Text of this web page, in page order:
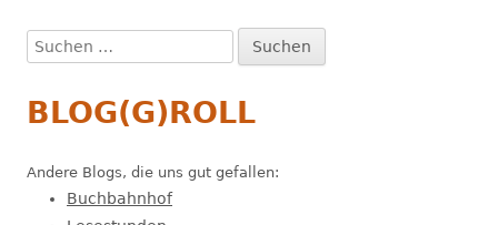
Suchen
nach:
BLOG(G)ROLL
Andere Blogs, die uns gut gefallen:
Buchbahnhof